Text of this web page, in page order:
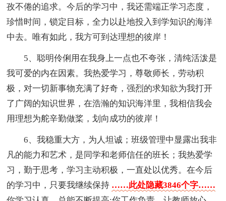
孜不倦的追求。今后的学习中，我还需端正学习态度，
珍惜时间，锁定目标，全力以赴地投入到学知识的海洋
中去。唯有如此，我方可到达理想的彼岸！
5、聪明伶俐用在我身上一点也不夸张，清纯活泼是
我可爱的内在因素。我热爱学习，尊敬师长，劳动积
极，对一切新事物充满了好奇，强烈的求知欲为我打开
了广阔的知识世界，在浩瀚的知识海洋里，我相信我会
用理想为舵辛勤做桨，划向成功的彼岸！
6、我稳重大方，为人坦诚；班级管理中显露出我非
凡的能力和艺术，是同学和老师信任的班长；我热爱学
习，勤于思考，学习主动积极，一直处以优秀。在今后
的学习中，只要我继续保持 ……此处隐藏3846个字……